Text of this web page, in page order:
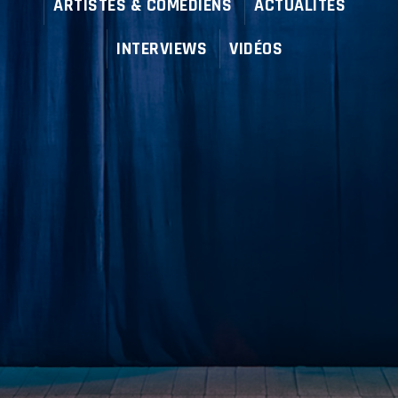
ARTISTES & COMÉDIENS ACTUALITÉS
INTERVIEWS VIDÉOS